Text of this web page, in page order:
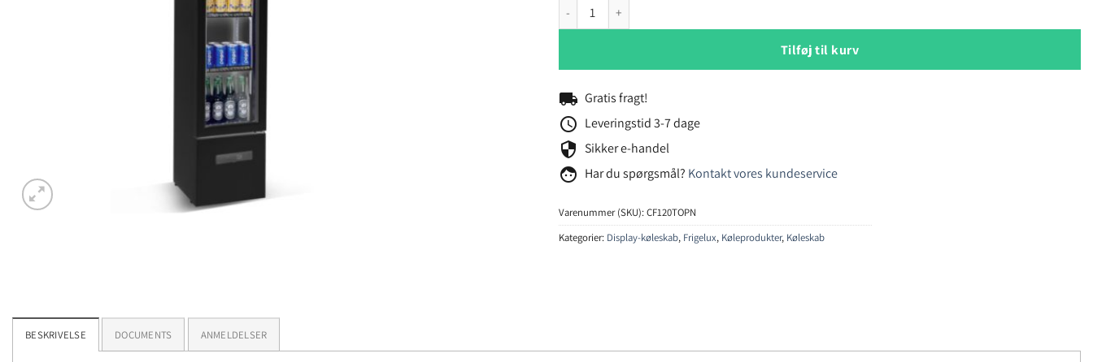
Frigelux CF120TOPN displaykøleskab antal
Tilføj til kurv
local_shipping Gratis fragt!
schedule Leveringstid 3-7 dage
security Sikker e-handel
face Har du spørgsmål? Kontakt vores kundeservice
Varenummer (SKU):CF120TOPN
Kategorier: Display-køleskab, Frigelux, Køleprodukter, Køleskab
BESKRIVELSE DOCUMENTS ANMELDELSER